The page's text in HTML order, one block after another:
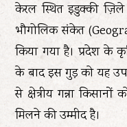
केरल स्थित इडुक्की
भौगोलिक संकेत
किया गया है। प्रदेश के
के बाद इस गुड़ को यह
से क्षेत्रीय गन्ना
मिलने की उम्मीद है।